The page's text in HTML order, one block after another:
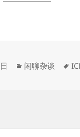
分
闲聊杂谈
标